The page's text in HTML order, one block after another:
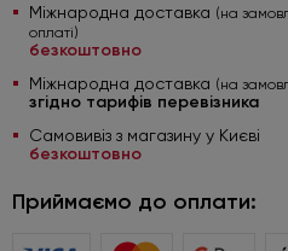
Міжнародна доставка (на
оплаті)
безкоштовно
Міжнародна доставка (на
згідно тарифів перевізника
Самовивіз з магазину у Києві
безкоштовно
Приймаємо до оплати: